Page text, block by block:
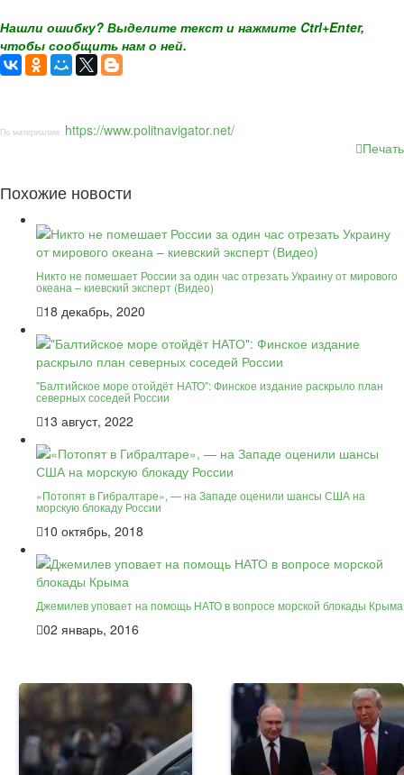
Нашли ошибку? Выделите текст и нажмите Ctrl+Enter,
чтобы сообщить нам о ней.
По материалам: https://www.politnavigator.net/
Печать
Похожие новости
Никто не помешает России за один час отрезать Украину от мирового
океана – киевский эксперт (Видео)
18 декабрь, 2020
"Балтийское море отойдёт НАТО": Финское издание раскрыло план
северных соседей России
13 август, 2022
«Потопят в Гибралтаре», — на Западе оценили шансы США на
морскую блокаду России
10 октябрь, 2018
Джемилев уповает на помощь НАТО в вопросе морской блокады Крыма
02 январь, 2016